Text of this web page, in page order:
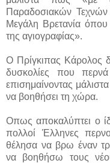
Παραδοσιακών Τεχνών
Μεγάλη Βρετανία όπου
της αγιογραφίας».
Ο Πρίγκιπας Κάρολος
δυσκολίες που
επισημαίνοντας
να βοηθήσει τη χώρα.
Οπως αποκαλύπτει ο
πολλοί Έλληνες
θέλησα να βρω έναν
να βοηθήσω τους